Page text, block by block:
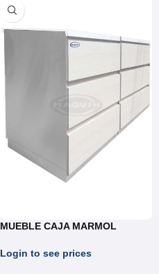
MUEBLE CAJA MARMOL
Login to see prices